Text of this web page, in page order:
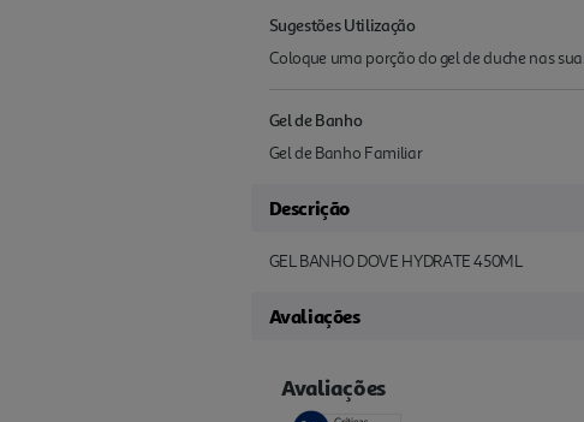
Sugestões Utilização
Coloque uma porção do gel de duche nas
Gel de Banho
Gel de Banho Familiar
Descrição
GEL BANHO DOVE HYDRATE 450ML
Avaliações